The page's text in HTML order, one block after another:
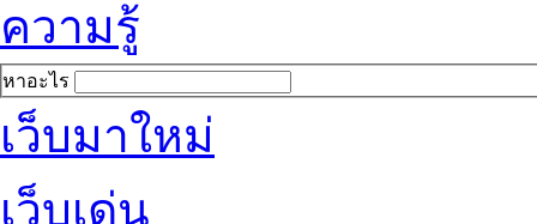
ความรู้
หาอะไร
เว็บมาใหม่
เว็บเด่น